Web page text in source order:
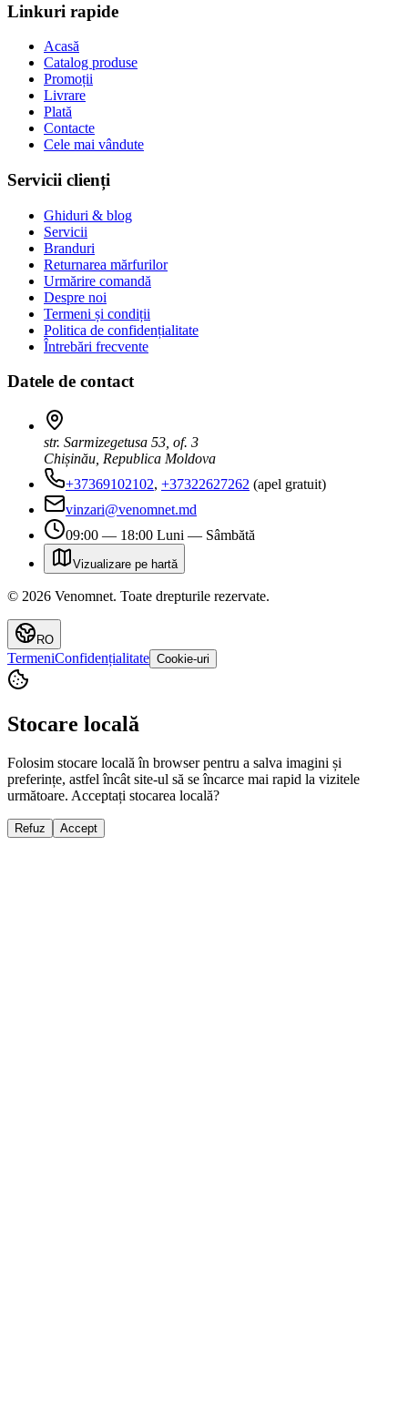
Linkuri rapide
Acasă
Catalog produse
Promoții
Livrare
Plată
Contacte
Cele mai vândute
Servicii clienți
Ghiduri & blog
Servicii
Branduri
Returnarea mărfurilor
Urmărire comandă
Despre noi
Termeni și condiții
Politica de confidențialitate
Întrebări frecvente
Datele de contact
str. Sarmizegetusa 53, of. 3
Chișinău, Republica Moldova
+37369102102, +37322627262 (apel gratuit)
vinzari@venomnet.md
09:00 — 18:00 Luni — Sâmbătă
Vizualizare pe hartă
© 2026 Venomnet. Toate drepturile rezervate.
RO
TermeniConfidențialitate Cookie-uri
Stocare locală
Folosim stocare locală în browser pentru a salva imagini și
preferințe, astfel încât site-ul să se încarce mai rapid la vizitele
următoare. Acceptați stocarea locală?
Refuz Accept